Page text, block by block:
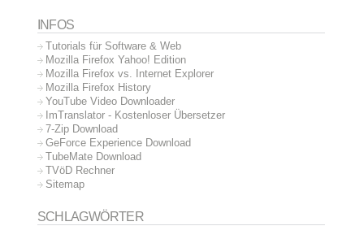
INFOS
Tutorials für Software & Web
Mozilla Firefox Yahoo! Edition
Mozilla Firefox vs. Internet Explorer
Mozilla Firefox History
YouTube Video Downloader
ImTranslator - Kostenloser Übersetzer
7-Zip Download
GeForce Experience Download
TubeMate Download
TVöD Rechner
Sitemap
SCHLAGWÖRTER